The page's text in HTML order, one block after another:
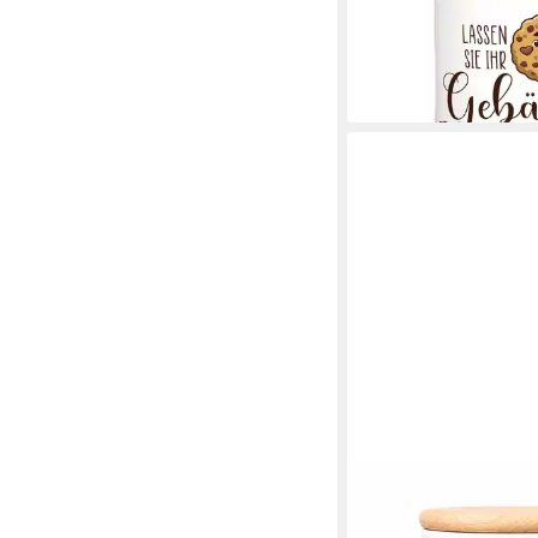
Keramik, mit
lieferbar - in 3-4
Vorratsdose